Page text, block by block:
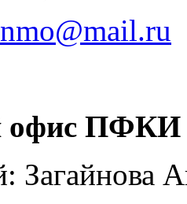
офис ПФКИ
Загайнова